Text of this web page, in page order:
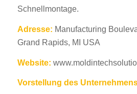
Schnellmontage.
Adresse: Manufacturing
Grand Rapids, MI USA
Website:
Vorstellung des